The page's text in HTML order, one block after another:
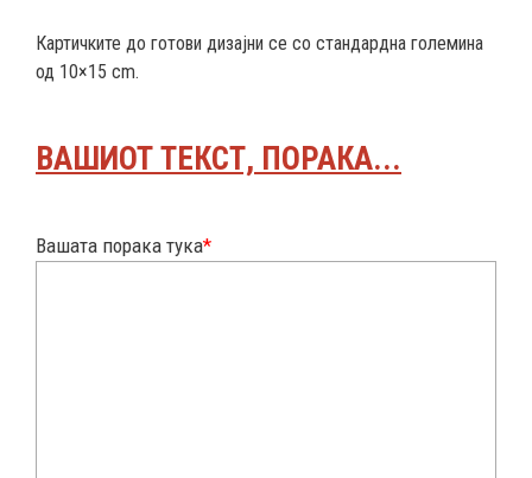
Картичките до готови дизајни се со стандардна големина
од 10×15 cm.
ВАШИОТ ТЕКСТ, ПОРАКА...
Вашата порака тука*